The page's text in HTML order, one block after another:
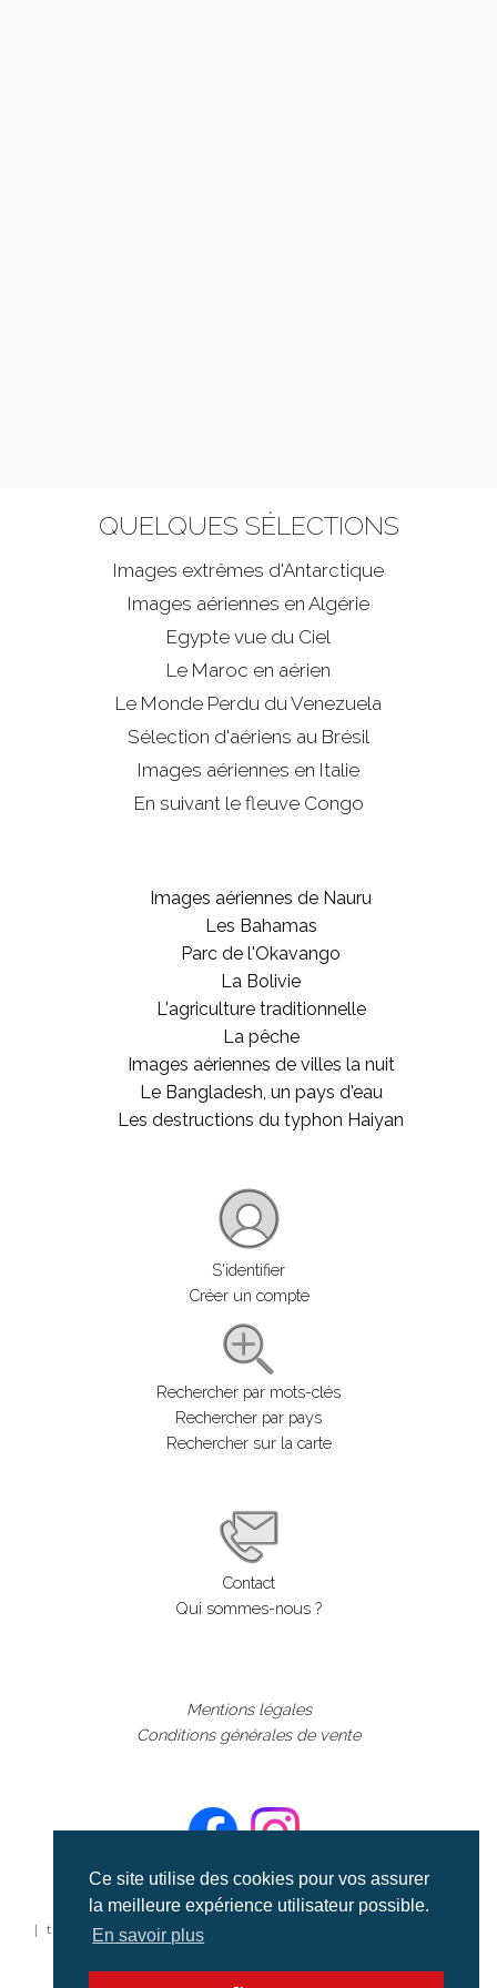
Ce site utilise des cookies pour vos assurer
la meilleure expérience utilisateur possible.
En savoir plus
QUELQUES SÉLECTIONS
Images extrêmes d'Antarctique
Images aériennes en Algérie
Egypte vue du Ciel
Le Maroc en aérien
Le Monde Perdu du Venezuela
Sélection d'aériens au Brésil
Images aériennes en Italie
En suivant le fleuve Congo
Images aériennes de Nauru
Les Bahamas
Parc de l'Okavango
La Bolivie
L'agriculture traditionnelle
La pêche
Images aériennes de villes la nuit
Le Bangladesh, un pays d'eau
Les destructions du typhon Haiyan
S'identifier
Créer un compte
Rechercher par mots-clés
Rechercher par pays
Rechercher sur la carte
Contact
Qui sommes-nous ?
Mentions légales
Conditions générales de vente
©aerialcollection marque déposée 2024
| tous droits réservés | aerialcollection.fr banque d'images
aériennes et documentaires video et cinéma |